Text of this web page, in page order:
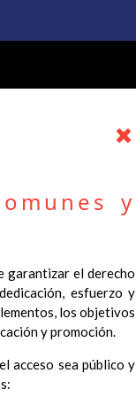
básico de la
a esta normativa, el
y
garantizar el derecho
esfuerzo y
los objetivos
y promoción.
acceso sea público y